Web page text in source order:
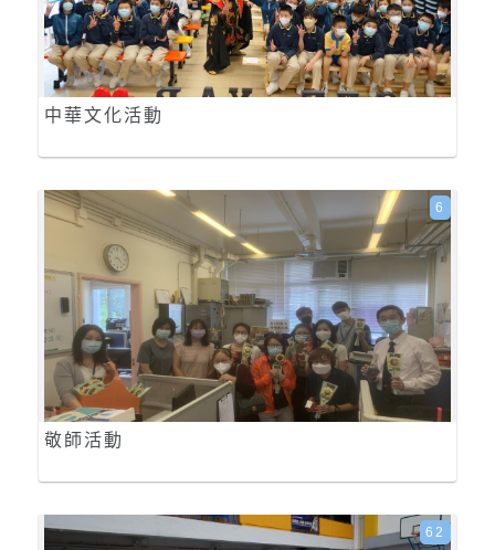
中華文化活動
敬師活動
6
62